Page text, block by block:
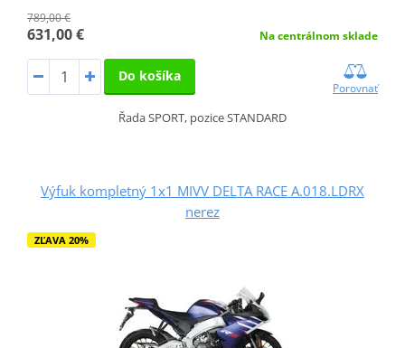
789,00 €
631,00 € Na centrálnom sklade
Do košíka
Porovnať
Řada SPORT, pozice STANDARD
Výfuk kompletný 1x1 MIVV DELTA RACE A.018.LDRX
nerez
ZĽAVA 20%